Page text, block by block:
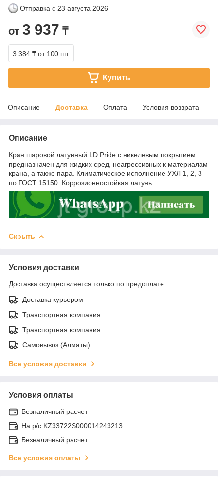
Отправка с 23 августа 2026
от 3 937 ₸
3 384 ₸ от 100 шт.
Купить
Описание Доставка Оплата Условия возврата
Описание
Кран шаровой латунный LD Pride с никелевым покрытием
предназначен для жидких сред, неагрессивных к материалам
крана, а также пара. Климатическое исполнение УХЛ 1, 2, 3
по ГОСТ 15150. Коррозионностойкая латунь.
Скрыть
Условия доставки
Доставка осуществляется только по предоплате.
Доставка курьером
Транспортная компания
Транспортная компания
Самовывоз (Алматы)
Все условия доставки
Условия оплаты
Безналичный расчет
На р/c KZ33722S000014243213
Безналичный расчет
Все условия оплаты